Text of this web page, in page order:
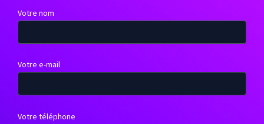
Votre nom
Votre e-mail
Votre téléphone